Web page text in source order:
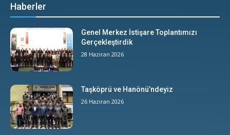
Haberler
Genel Merkez İstişare Toplantımızı
Gerçekleştirdik
28 Haziran 2026
Taşköprü ve Hanönü’ndeyiz
26 Haziran 2026